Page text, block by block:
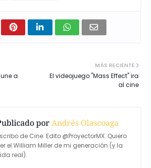
MÁS RECIENTE
El videojuego "Mass Effect" ira
al cine
a
porAndrés Olascoaga
de Cine. Edito @ProyectorMX. Quiero
el William Miller de mi generación (y la
real).